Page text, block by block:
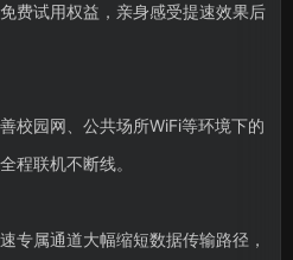
费试用权益，亲身感受提速效果后
善校园网、公共场所WiFi等环境下的
程联机不断线。
专属通道大幅缩短数据传输路径，